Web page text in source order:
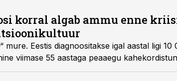
korral algab ammu enne
mure. Eestis diagnoositakse igal aastal ligi
viimase 55 aastaga peaaegu